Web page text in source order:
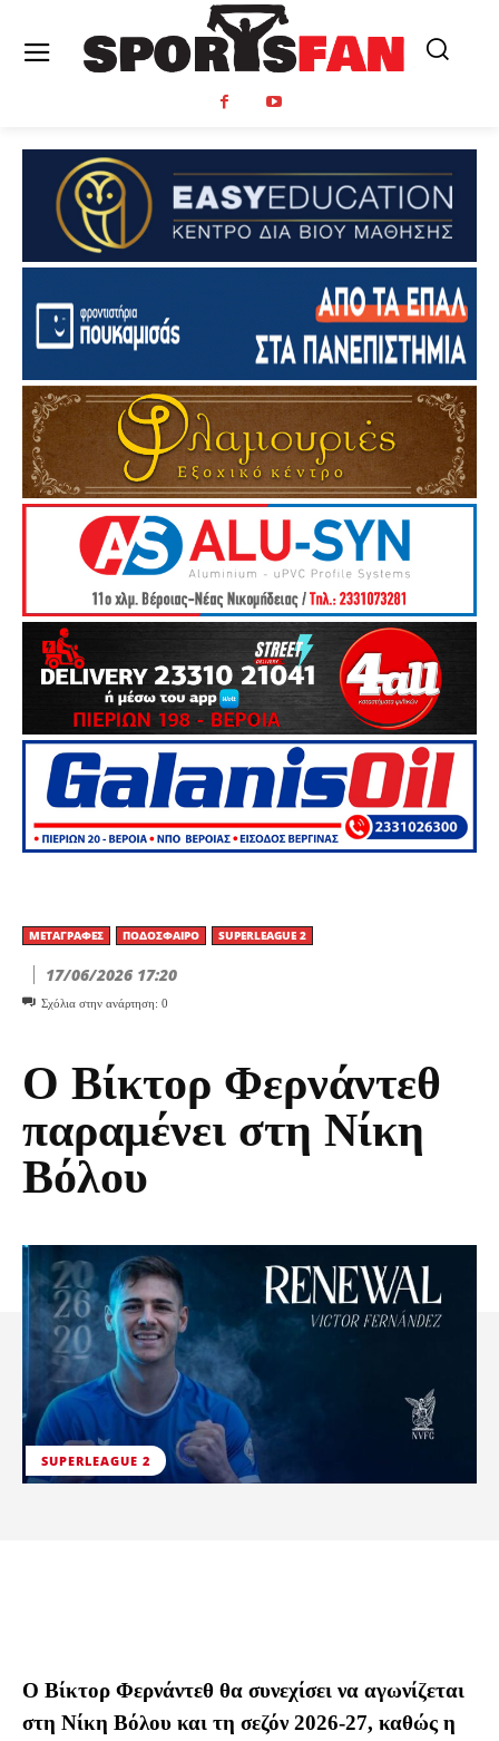
ΜΕΤΑΓΡΑΦΈΣ ΠΟΔΌΣΦΑΙΡΟ SUPERLEAGUE 2
17/06/2026 17:20
Σχόλια στην ανάρτηση: 0
Ο Βίκτορ Φερνάντεθ
παραμένει στη Νίκη
Βόλου
SUPERLEAGUE 2
Ο Βίκτορ Φερνάντεθ θα συνεχίσει να αγωνίζεται
στη Νίκη Βόλου και τη σεζόν 2026-27, καθώς η